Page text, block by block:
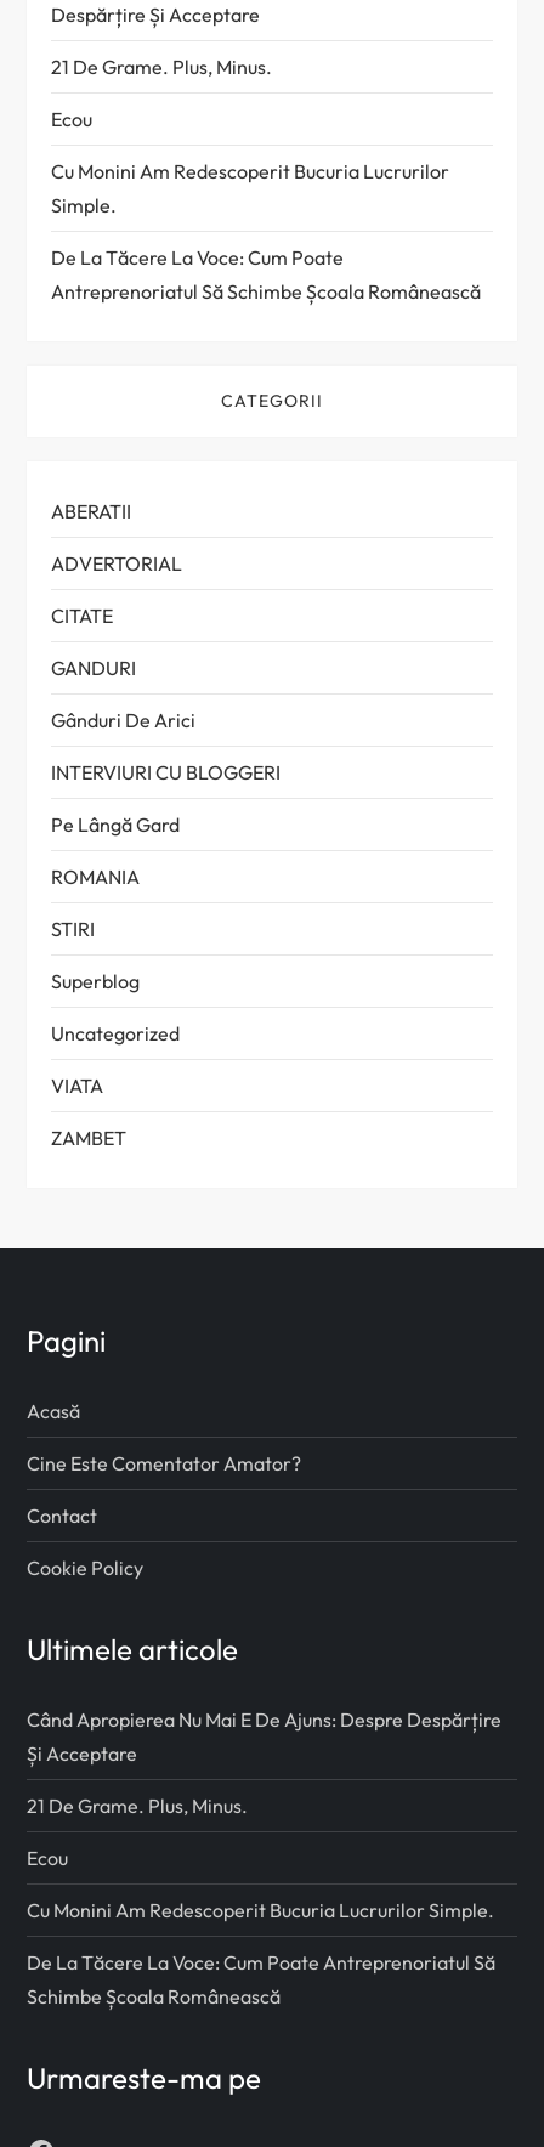
Despărțire Și Acceptare
21 De Grame. Plus, Minus.
Ecou
Cu Monini Am Redescoperit Bucuria Lucrurilor
Simple.
De La Tăcere La Voce: Cum Poate
Antreprenoriatul Să Schimbe Școala Românească
CATEGORII
ABERATII
ADVERTORIAL
CITATE
GANDURI
Gânduri De Arici
INTERVIURI CU BLOGGERI
Pe Lângă Gard
ROMANIA
STIRI
Superblog
Uncategorized
VIATA
ZAMBET
Pagini
Acasă
Cine Este Comentator Amator?
Contact
Cookie Policy
Ultimele articole
Când Apropierea Nu Mai E De Ajuns: Despre Despărțire
Și Acceptare
21 De Grame. Plus, Minus.
Ecou
Cu Monini Am Redescoperit Bucuria Lucrurilor Simple.
De La Tăcere La Voce: Cum Poate Antreprenoriatul Să
Schimbe Școala Românească
Urmareste-ma pe